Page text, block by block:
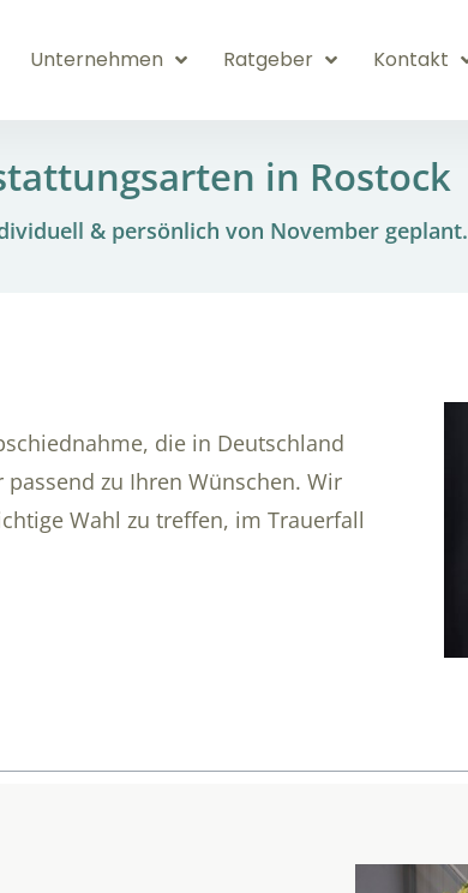
Unternehmen Ratgeber Kontakt
in Rostock
& persönlich von November geplant.
die in Deutschland
zu Ihren Wünschen. Wir
Wahl zu treffen, im Trauerfall